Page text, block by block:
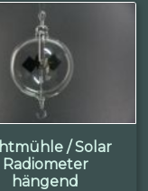
/ Solar
Radiometer
hängend